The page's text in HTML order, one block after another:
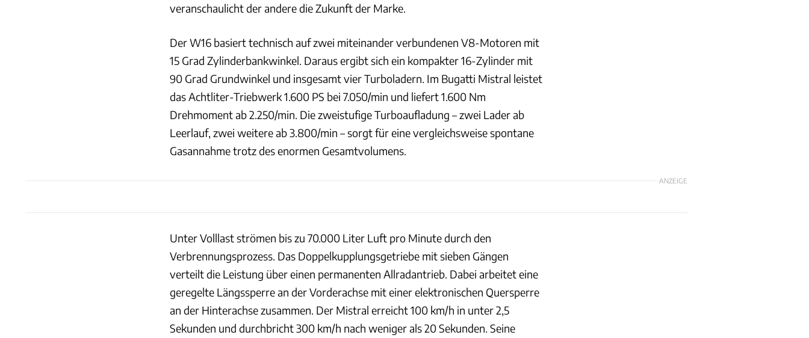
veranschaulicht der andere die Zukunft der Marke.
Der W16 basiert technisch auf zwei miteinander verbundenen V8-Motoren mit
15 Grad Zylinderbankwinkel. Daraus ergibt sich ein kompakter 16-Zylinder mit
90 Grad Grundwinkel und insgesamt vier Turboladern. Im Bugatti Mistral leistet
das Achtliter-Triebwerk 1.600 PS bei 7.050/min und liefert 1.600 Nm
Drehmoment ab 2.250/min. Die zweistufige Turboaufladung – zwei Lader ab
Leerlauf, zwei weitere ab 3.800/min – sorgt für eine vergleichsweise spontane
Gasannahme trotz des enormen Gesamtvolumens.
ANZEIGE
Unter Volllast strömen bis zu 70.000 Liter Luft pro Minute durch den
Verbrennungsprozess. Das Doppelkupplungsgetriebe mit sieben Gängen
verteilt die Leistung über einen permanenten Allradantrieb. Dabei arbeitet eine
geregelte Längssperre an der Vorderachse mit einer elektronischen Quersperre
an der Hinterachse zusammen. Der Mistral erreicht 100 km/h in unter 2,5
Sekunden und durchbricht 300 km/h nach weniger als 20 Sekunden. Seine